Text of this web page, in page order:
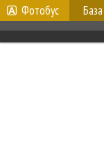
Фотобус